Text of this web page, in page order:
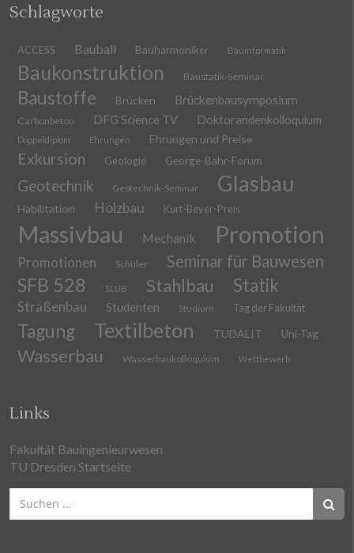
Schlagworte
ACCESS Bauball Bauharmoniker Bauinformatik
Baukonstruktion Baustatik-Seminar
Baustoffe Brücken Brückenbausymposium
Carbonbeton DFG Science TV Doktorandenkolloquium
Doppeldiplom Ehrungen Ehrungen und Preise
Exkursion Geologie George-Bähr-Forum
Geotechnik Geotechnik-Seminar Glasbau
Habilitation Holzbau Kurt-Beyer-Preis
Massivbau Mechanik Promotion
Promotionen Schüler Seminar für Bauwesen
SFB 528 SLUB Stahlbau Statik
Straßenbau Studenten Studium Tag der Fakultät
Tagung Textilbeton TUDALIT Uni-Tag
Wasserbau Wasserbaukolloquium Wettbewerb
Links
Fakultät Bauingenieurwesen
TU Dresden Startseite
Suchen
nach: